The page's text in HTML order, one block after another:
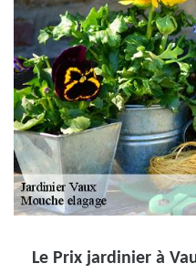
Le Prix jardinier à